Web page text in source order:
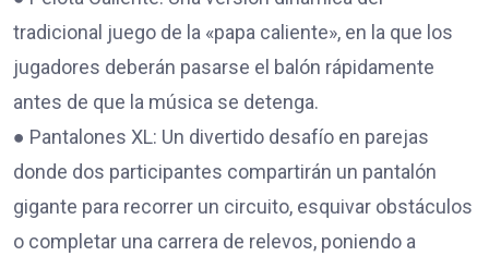
tradicional juego de la «papa caliente», en la que los
jugadores deberán pasarse el balón rápidamente
antes de que la música se detenga.
● Pantalones XL: Un divertido desafío en parejas
donde dos participantes compartirán un pantalón
gigante para recorrer un circuito, esquivar obstáculos
o completar una carrera de relevos, poniendo a